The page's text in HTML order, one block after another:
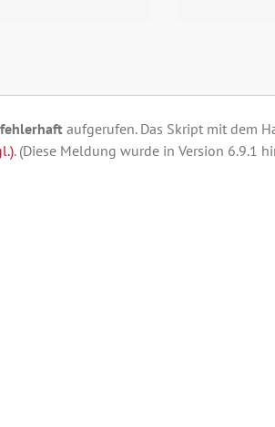
fehlerhaft aufgerufen. Das Skript mit dem
. (Diese Meldung wurde in Version 6.9.1